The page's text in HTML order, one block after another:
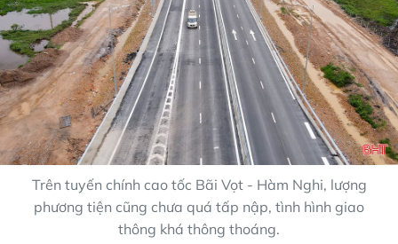
Trên tuyến chính cao tốc Bãi Vọt - Hàm Nghi, lượng
phương tiện cũng chưa quá tấp nập, tình hình giao
thông khá thông thoáng.